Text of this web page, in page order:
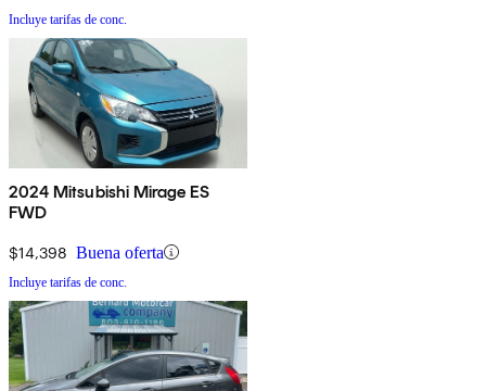
Incluye tarifas de conc.
2024 Mitsubishi Mirage ES
FWD
$14,398 Buena oferta
Incluye tarifas de conc.